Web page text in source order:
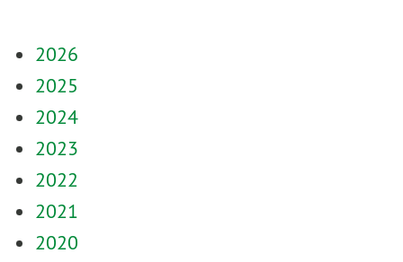
2026
2025
2024
2023
2022
2021
2020